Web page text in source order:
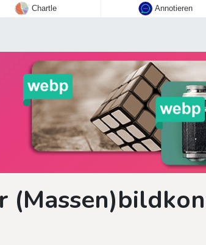
Chartle Annotieren